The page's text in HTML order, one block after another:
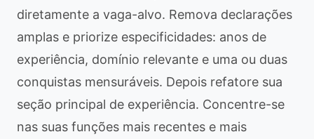
diretamente a vaga-alvo. Remova declarações
amplas e priorize especificidades: anos de
experiência, domínio relevante e uma ou duas
conquistas mensuráveis. Depois refatore sua
seção principal de experiência. Concentre-se
nas suas funções mais recentes e mais